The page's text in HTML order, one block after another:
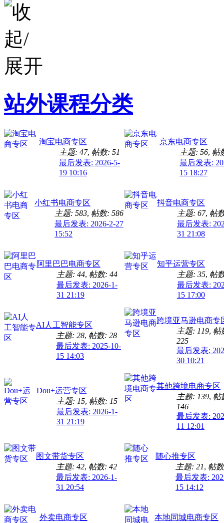
站外课程分类
淘宝电商专区
主题: 47, 帖数: 51
最后发表: 2026-5-
19 10:16
京东电商专区
主题: 56, 帖
最后发表:
15 18:27
小红书电商专区
主题: 583, 帖数: 586
最后发表: 2026-2-27
15:52
抖音电商专区
主题: 67, 帖
最后发表:
31 21:08
阿里巴巴电商专区
主题: 44, 帖数: 44
最后发表: 2026-1-
31 21:19
知乎运营专区
主题: 35, 帖
最后发表:
15 17:00
AI人工智能专区
主题: 28, 帖数: 28
最后发表: 2025-10-
15 14:03
跨境亚马逊电商专
主题: 119, 帖
225
最后发表:
30 10:21
Dou+运营专区
主题: 15, 帖数: 15
最后发表: 2026-1-
31 21:19
其他跨境电商专区
主题: 139, 帖
146
最后发表:
11 12:01
图文带货专区
主题: 42, 帖数: 42
最后发表: 2026-1-
31 20:54
随心推专区
主题: 21, 帖
最后发表:
15 14:12
外卖电商专区
本地同城电商专区